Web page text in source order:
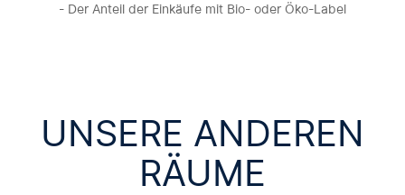
- Der Anteil der Einkäufe mit Bio- oder Öko-Label
UNSERE ANDEREN
RÄUME